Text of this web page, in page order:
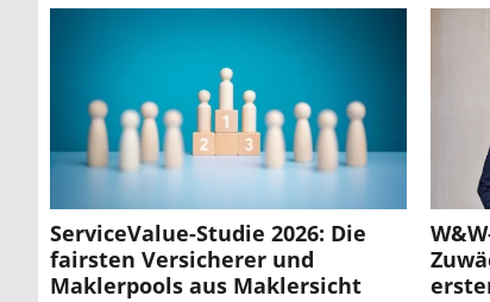
ServiceValue-Studie 2026: Die
fairsten Versicherer und
Maklerpools aus Maklersicht